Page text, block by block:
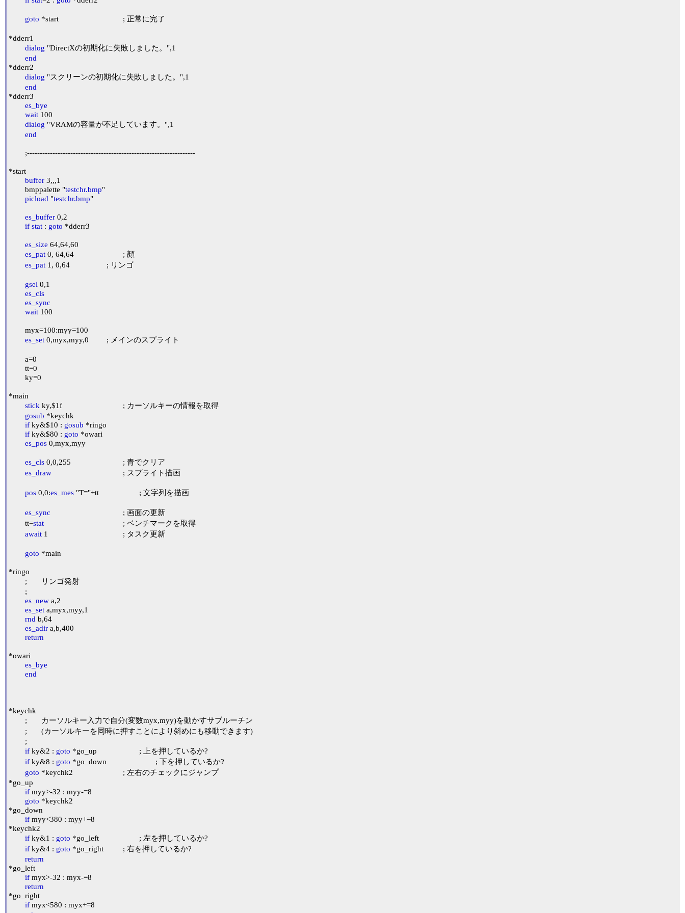
goto *start				; 正常に完了
*dderr1
dialog "DirectXの初期化に失敗しました。",1
end
*dderr2
dialog "スクリーンの初期化に失敗しました。",1
end
*dderr3
es_bye
wait 100
dialog "VRAMの容量が不足しています。",1
end
*start
buffer 3,,,1
	bmppalette "
testchr.bmp"
picload "testchr.bmp"
es_buffer 0,2
if stat : goto *dderr3
es_size 64,64,60
es_pat 0, 64,64			; 顔
es_pat 1, 0,64			; リンゴ
gsel 0,1
es_cls
es_sync
wait 100
es_set 0,myx,myy,0		; メインのスプライト
*main
stick ky,$1f				; カーソルキーの情報を取得
gosub *keychk
if ky&$10 : gosub *ringo
if ky&$80 : goto *owari
es_pos 0,myx,myy
es_cls 0,0,255				; 青でクリア
es_draw
pos 0,0:es_mes "T="+tt			; 文字列を描画
es_sync
	tt=
stat
await 1					; タスク更新
goto *main
*ringo
es_new a,2
es_set a,myx,myy,1
rnd b,64
es_adir a,b,400
return
*owari
es_bye
end
*keychk
if ky&2 : goto *go_up			; 上を押しているか?
if ky&8 : goto *go_down			; 下を押しているか?
goto *keychk2				; 左右のチェックにジャンプ
*go_up
if myy>-32 : myy-=8
goto *keychk2
*go_down
if myy<380 : myy+=8
*keychk2
if ky&1 : goto *go_left			; 左を押しているか?
if ky&4 : goto *go_right		; 右を押しているか?
return
*go_left
if myx>-32 : myx-=8
return
*go_right
if myx<580 : myx+=8